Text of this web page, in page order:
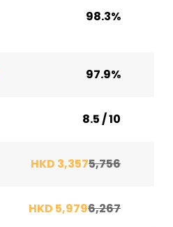
98.3%
97.9%
8.5 / 10
HKD 3,3575,756
HKD 5,9796,267